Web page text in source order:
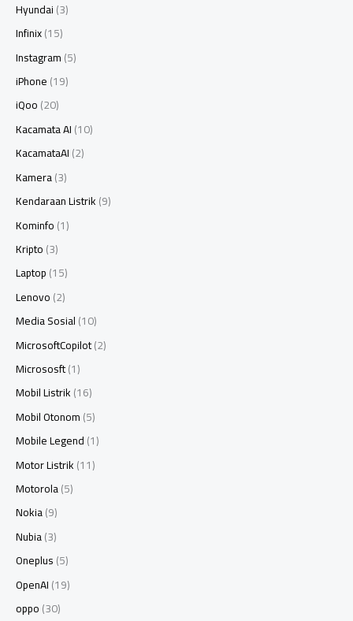
Hyundai(3)
Infinix(15)
Instagram(5)
iPhone(19)
iQoo(20)
Kacamata AI(10)
KacamataAI(2)
Kamera(3)
Kendaraan Listrik(9)
Kominfo(1)
Kripto(3)
Laptop(15)
Lenovo(2)
Media Sosial(10)
MicrosoftCopilot(2)
Micrososft(1)
Mobil Listrik(16)
Mobil Otonom(5)
Mobile Legend(1)
Motor Listrik(11)
Motorola(5)
Nokia(9)
Nubia(3)
Oneplus(5)
OpenAI(19)
oppo(30)